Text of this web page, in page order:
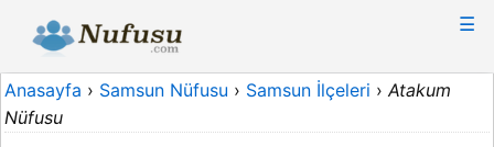
☰
Anasayfa › Samsun Nüfusu › Samsun İlçeleri › Atakum
Nüfusu